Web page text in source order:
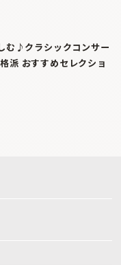
む♪クラシックコンサー
派 おすすめセレクショ